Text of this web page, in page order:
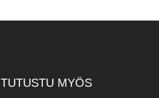
TUTUSTU MYÖS